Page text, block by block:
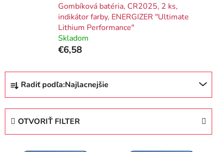
Gombíková batéria, CR2025, 2 ks,
indikátor farby, ENERGIZER "Ultimate
Lithium Performance"
Skladom
€6,58
R
d
Radiť podľa:Najlacnejšie
OTVORIŤ FILTER